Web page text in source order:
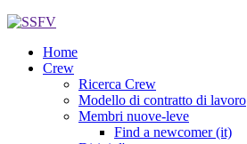
Home
Crew
Ricerca Crew
Modello di contratto di lavoro
Membri nuove-leve
Find a newcomer (it)